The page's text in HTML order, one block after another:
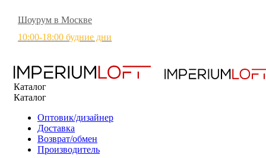
Шоурум в Москве
10:00-18:00 будние дни
Каталог
Каталог
Оптовик/дизайнер
Доставка
Возврат/обмен
Производитель